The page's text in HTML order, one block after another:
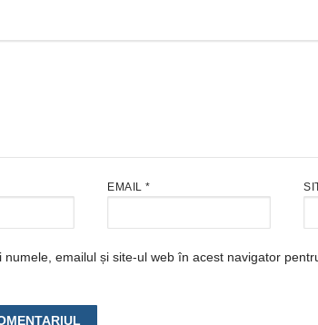
EMAIL *
numele, emailul și site-ul web în acest navigator